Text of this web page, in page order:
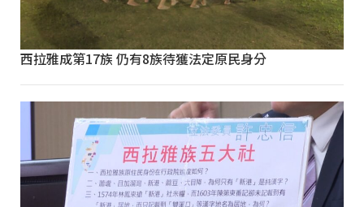
西拉雅成第17族 仍有8族待獲法定原民身分